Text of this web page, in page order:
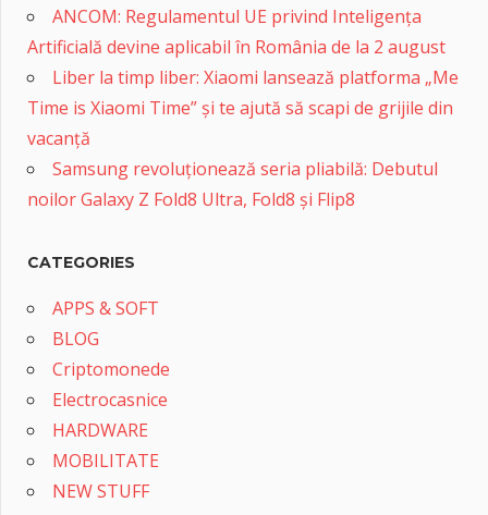
ANCOM: Regulamentul UE privind Inteligența
Artificială devine aplicabil în România de la 2 august
Liber la timp liber: Xiaomi lansează platforma „Me
Time is Xiaomi Time” și te ajută să scapi de grijile din
vacanță
Samsung revoluționează seria pliabilă: Debutul
noilor Galaxy Z Fold8 Ultra, Fold8 și Flip8
CATEGORIES
APPS & SOFT
BLOG
Criptomonede
Electrocasnice
HARDWARE
MOBILITATE
NEW STUFF